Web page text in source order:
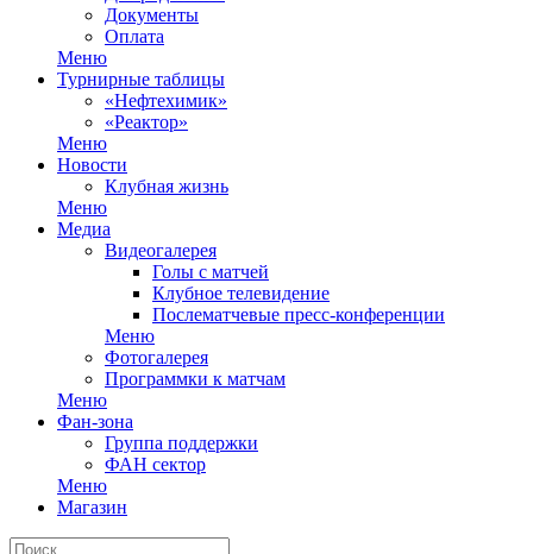
Документы
Оплата
Меню
Турнирные таблицы
«Нефтехимик»
«Реактор»
Меню
Новости
Клубная жизнь
Меню
Медиа
Видеогалерея
Голы с матчей
Клубное телевидение
Послематчевые пресс-конференции
Меню
Фотогалерея
Программки к матчам
Меню
Фан-зона
Группа поддержки
ФАН сектор
Меню
Магазин